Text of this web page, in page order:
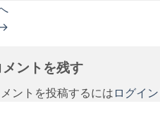
→
メントを残す
ントを投稿するにはログイン